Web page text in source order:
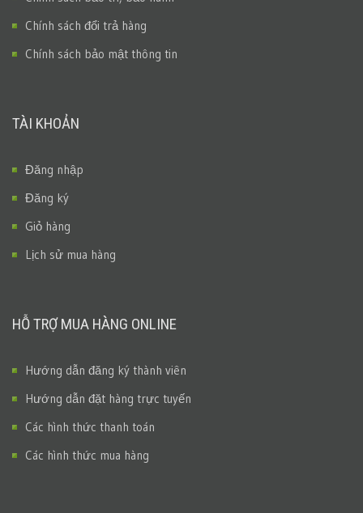
Chính sách đổi trả hàng
Chính sách bảo mật thông tin
TÀI KHOẢN
Đăng nhập
Đăng ký
Giỏ hàng
Lịch sử mua hàng
HỖ TRỢ MUA HÀNG ONLINE
Hướng dẫn đăng ký thành viên
Hướng dẫn đặt hàng trực tuyến
Các hình thức thanh toán
Các hình thức mua hàng